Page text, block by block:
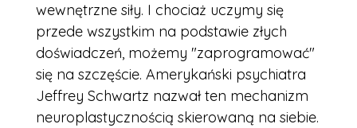
wewnętrzne siły. I chociaż uczymy się
przede wszystkim na podstawie złych
doświadczeń, możemy "zaprogramować"
się na szczęście. Amerykański psychiatra
Jeffrey Schwartz nazwał ten mechanizm
neuroplastycznością skierowaną na siebie.